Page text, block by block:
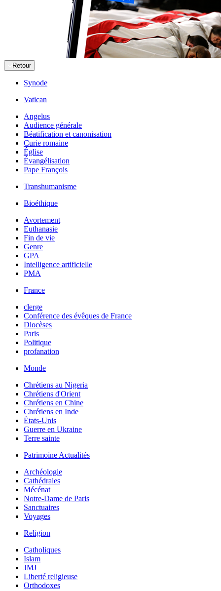
Retour
Synode
Vatican
Angelus
Audience générale
Béatification et canonisation
Curie romaine
Église
Évangélisation
Pape François
Transhumanisme
Bioéthique
Avortement
Euthanasie
Fin de vie
Genre
GPA
Intelligence artificielle
PMA
France
clerge
Conférence des évêques de France
Diocèses
Paris
Politique
profanation
Monde
Chrétiens au Nigeria
Chrétiens d'Orient
Chrétiens en Chine
Chrétiens en Inde
États-Unis
Guerre en Ukraine
Terre sainte
Patrimoine Actualités
Archéologie
Cathédrales
Mécénat
Notre-Dame de Paris
Sanctuaires
Voyages
Religion
Catholiques
Islam
JMJ
Liberté religieuse
Orthodoxes